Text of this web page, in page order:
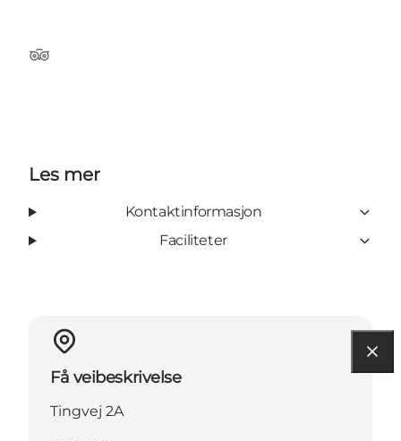
TripAdvisor
Les mer
Kontaktinformasjon
Faciliteter
Få veibeskrivelse
Tingvej 2A